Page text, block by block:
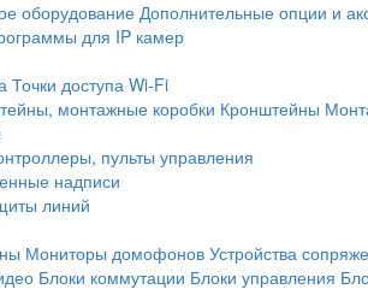
оборудование Дополнительные опции и
для IP камер
Точки доступа Wi-Fi
монтажные коробки Кронштейны
пульты управления
надписи
линий
Мониторы домофонов Устройства
Блоки коммутации Блоки управления